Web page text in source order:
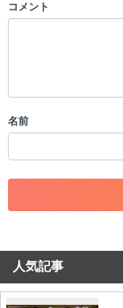
以下の書き込みを禁
・一度削除された
・アカウントの売
・各ゲームのネタ
・その他、管理者
コメントの削除を
せていただきます
※一度削除したコ
コメント
名前
人気記事